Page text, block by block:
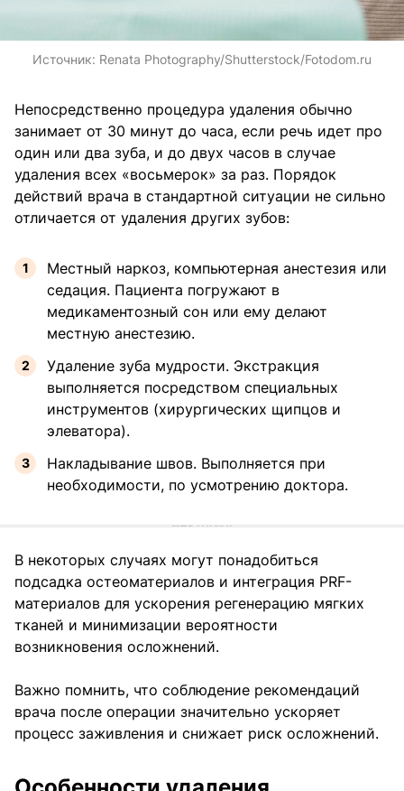
Источник: Renata Photography/Shutterstock/Fotodom.ru
Непосредственно процедура удаления обычно
занимает от 30 минут до часа, если речь идет про
один или два зуба, и до двух часов в случае
удаления всех «восьмерок» за раз. Порядок
действий врача в стандартной ситуации не сильно
отличается от удаления других зубов:
Местный наркоз, компьютерная анестезия или
седация. Пациента погружают в
медикаментозный сон или ему делают
местную анестезию.
Удаление зуба мудрости. Экстракция
выполняется посредством специальных
инструментов (хирургических щипцов и
элеватора).
Накладывание швов. Выполняется при
необходимости, по усмотрению доктора.
В некоторых случаях могут понадобиться
подсадка остеоматериалов и интеграция PRF-
материалов для ускорения регенерацию мягких
тканей и минимизации вероятности
возникновения осложнений.
Важно помнить, что соблюдение рекомендаций
врача после операции значительно ускоряет
процесс заживления и снижает риск осложнений.